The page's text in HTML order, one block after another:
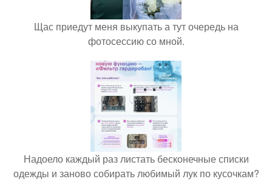
Щас приедут меня выкупать а тут очередь на
фотосессию со мной.
Надоело каждый раз листать бесконечные списки
одежды и заново собирать любимый лук по кусочкам?